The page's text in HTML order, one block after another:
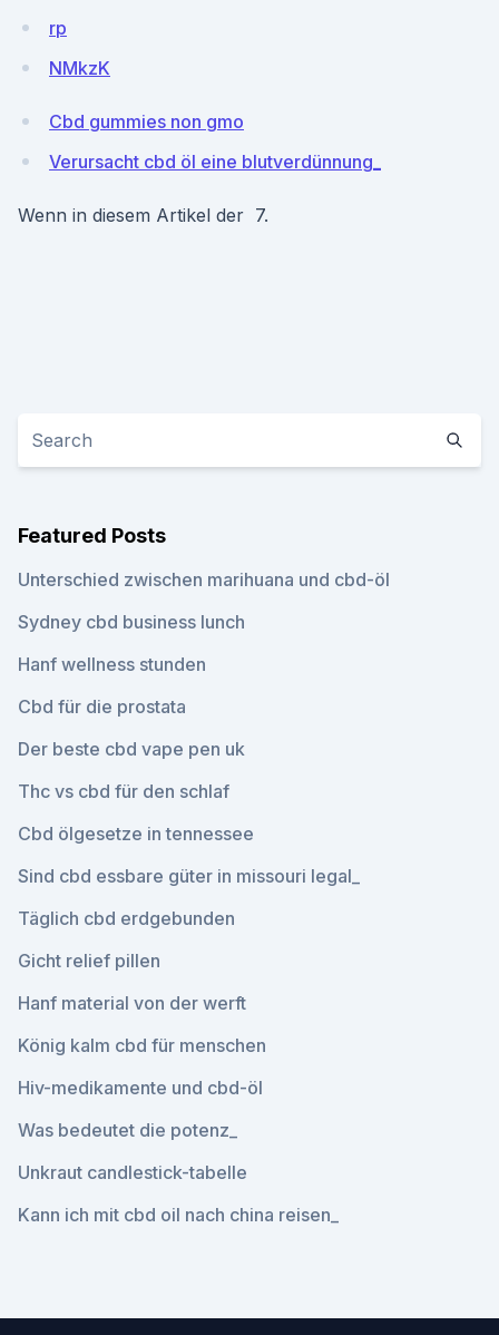
rp
NMkzK
Cbd gummies non gmo
Verursacht cbd öl eine blutverdünnung_
Wenn in diesem Artikel der 7.
Featured Posts
Unterschied zwischen marihuana und cbd-öl
Sydney cbd business lunch
Hanf wellness stunden
Cbd für die prostata
Der beste cbd vape pen uk
Thc vs cbd für den schlaf
Cbd ölgesetze in tennessee
Sind cbd essbare güter in missouri legal_
Täglich cbd erdgebunden
Gicht relief pillen
Hanf material von der werft
König kalm cbd für menschen
Hiv-medikamente und cbd-öl
Was bedeutet die potenz_
Unkraut candlestick-tabelle
Kann ich mit cbd oil nach china reisen_